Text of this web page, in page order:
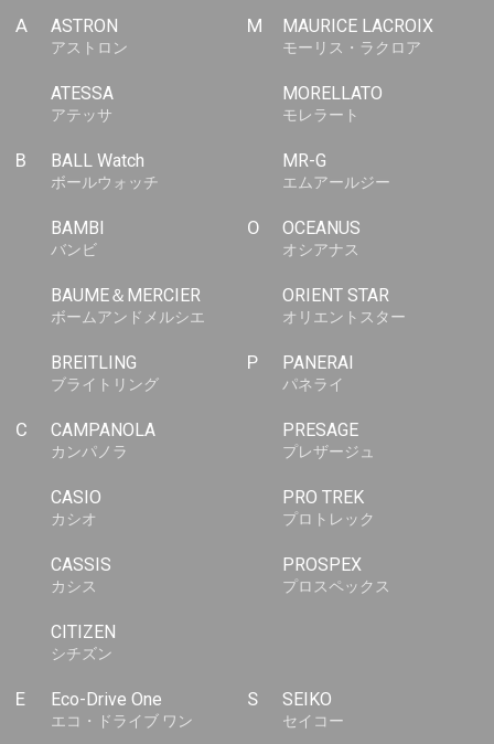
A ASTRON
アストロン
ATESSA
アテッサ
B BALL Watch
ボールウォッチ
BAMBI
バンビ
BAUME＆MERCIER
ボームアンドメルシエ
BREITLING
ブライトリング
C CAMPANOLA
カンパノラ
CASIO
カシオ
CASSIS
カシス
CITIZEN
シチズン
E Eco-Drive One
エコ・ドライブ ワン
M MAURICE LACROIX
モーリス・ラクロア
MORELLATO
モレラート
MR-G
エムアールジー
O OCEANUS
オシアナス
ORIENT STAR
オリエントスター
P PANERAI
パネライ
PRESAGE
プレザージュ
PRO TREK
プロトレック
PROSPEX
プロスペックス
S SEIKO
セイコー